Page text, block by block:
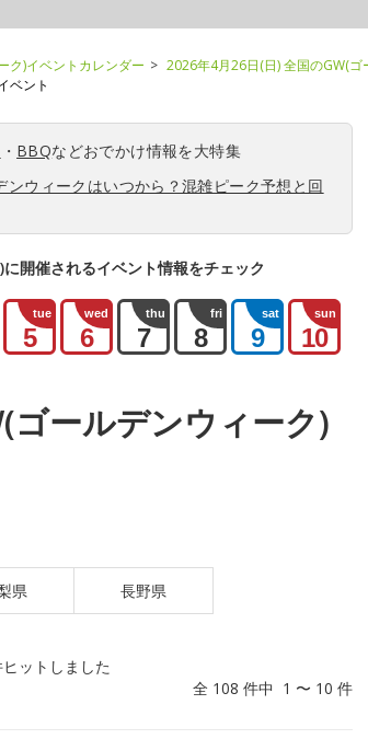
ク)イベントカレンダー
2026年4月26日(日) 全国のGW(ゴ
ベント
・ BBQなどおでかけ情報を大特集
ンウィークはいつから？混雑ピーク予想と回
開催されるイベント情報をチェック
tue
5
wed
6
thu
7
fri
8
sat
9
sun
10
ゴールデンウィーク)
県 長野県
ットしました
全 108 件中 1 〜 10 件